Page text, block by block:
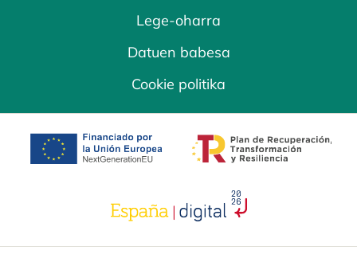
Lege-oharra
Datuen babesa
Cookie politika
opens in a new tab opens in a new
opens in a new tab